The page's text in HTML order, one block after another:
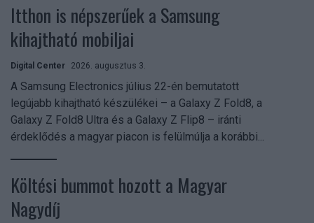
Itthon is népszerűek a Samsung
kihajtható mobiljai
Digital Center 2026. augusztus 3.
A Samsung Electronics július 22-én bemutatott
legújabb kihajtható készülékei – a Galaxy Z Fold8, a
Galaxy Z Fold8 Ultra és a Galaxy Z Flip8 – iránti
érdeklődés a magyar piacon is felülmúlja a korábbi...
Költési bummot hozott a Magyar
Nagydíj